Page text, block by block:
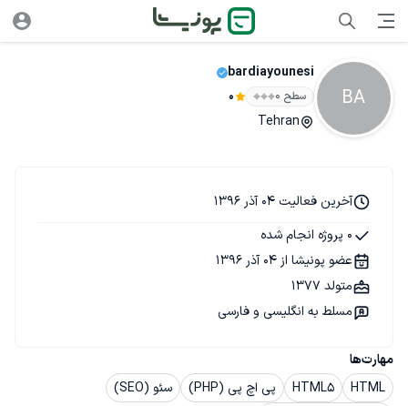
BA
bardiayounesi
سطح ۰ 0
Tehran
مهارت‌ها
HTML
HTML5 پی اچ پی (PHP)
سئو (SEO)
آخرین فعالیت 04 آذر 1396
0 پروژه انجام شده
عضو پونیشا از 04 آذر 1396
متولد 1377
مسلط به انگلیسی و فارسی